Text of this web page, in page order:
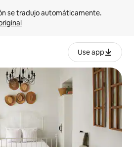
Use app